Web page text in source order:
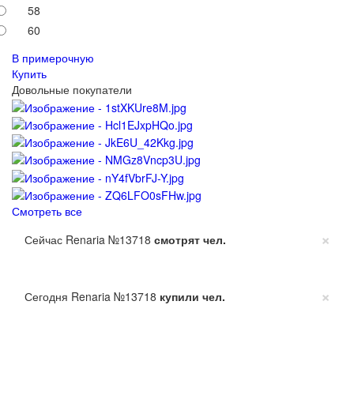
58
60
В примерочную
Купить
Довольные покупатели
Смотреть все
×
Сейчас Renaria №13718 смотрят чел.
×
Сегодня Renaria №13718 купили чел.